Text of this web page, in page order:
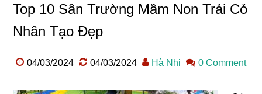
Top 10 Sân Trường Mầm Non Trải Cỏ
Nhân Tạo Đẹp
04/03/2024 04/03/2024 Hà Nhi 0 Comment